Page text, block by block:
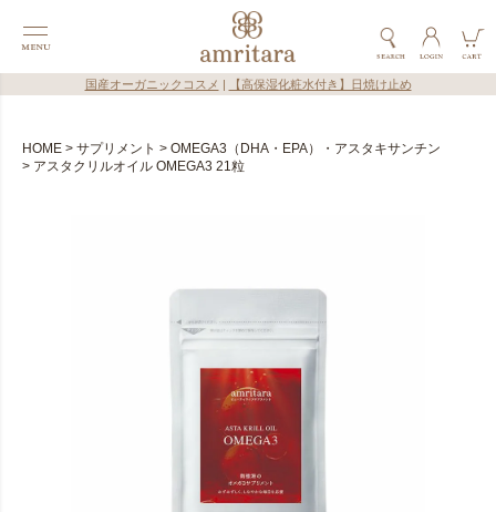
国産オーガニックコスメ 【高保湿化粧水付き】日焼け止め
HOME サプリメント
OMEGA3（DHA・EPA）・アスタキサンチン
アスタクリルオイル OMEGA3 21粒